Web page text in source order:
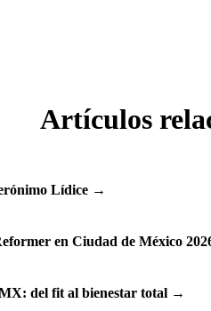
Artículos
Lídice →
en Ciudad de México
del fit al bienestar total →